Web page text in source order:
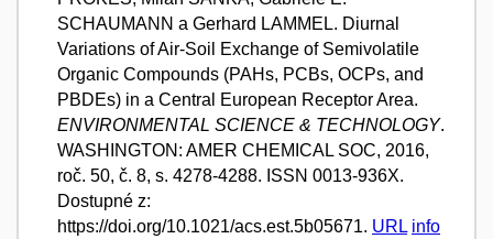
SCHAUMANN a Gerhard LAMMEL. Diurnal
Variations of Air-Soil Exchange of Semivolatile
Organic Compounds (PAHs, PCBs, OCPs, and
PBDEs) in a Central European Receptor Area.
ENVIRONMENTAL SCIENCE & TECHNOLOGY.
WASHINGTON: AMER CHEMICAL SOC, 2016,
roč. 50, č. 8, s. 4278-4288. ISSN 0013-936X.
Dostupné z:
https://doi.org/10.1021/acs.est.5b05671. URL info